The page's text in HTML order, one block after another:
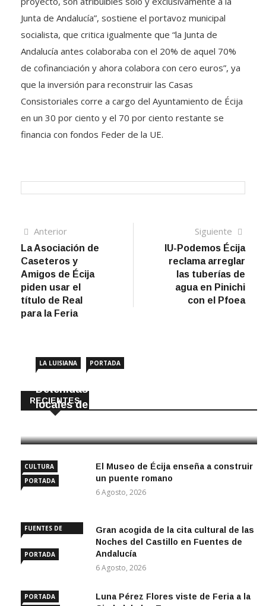
Junta de Andalucía”, sostiene el portavoz municipal
socialista, que critica igualmente que “la Junta de
Andalucía antes colaboraba con el 20% de aquel 70%
de cofinanciación y ahora colabora con cero euros”, ya
que la inversión para reconstruir las Casas
Consistoriales corre a cargo del Ayuntamiento de Écija
en un 30 por ciento y el 70 por ciento restante se
financia con fondos Feder de la UE.
Navegación
de
entradas
AnteriorArtículo
anterior
La Asociación de
Caseteros y
Amigos de Écija
piden usar el
título de Real
para la Feria
Siguiente
IU-Podemos Écija
reclama arreglar
las tuberías de
agua en Pinichi
con el Pfoea
RECIENTES
LA LUISIANA PORTADA
Detenidas dos personas por robar en
locales de La Luisiana
CULTURA
PORTADA
El Museo de Écija enseña a construir
un puente romano
6 Agosto, 2026
FUENTES DE
PORTADA
Gran acogida de la cita cultural de las
Noches del Castillo en Fuentes de
Andalucía
6 Agosto, 2026
PORTADA
Luna Pérez Flores viste de Feria a la